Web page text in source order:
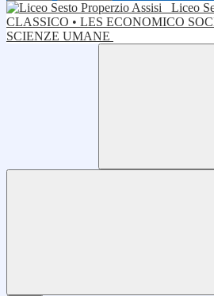
Liceo
CLASSICO • LES ECONOMICO
SCIENZE UMANE